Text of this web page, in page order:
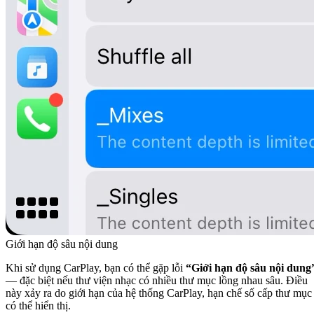
Giới hạn độ sâu nội dung
Khi sử dụng CarPlay, bạn có thể gặp lỗi “Giới hạn độ sâu nội
— đặc biệt nếu thư viện nhạc có nhiều thư mục lồng nhau sâu. Điều
này xảy ra do giới hạn của hệ thống CarPlay, hạn chế số cấp thư mục
có thể hiển thị.